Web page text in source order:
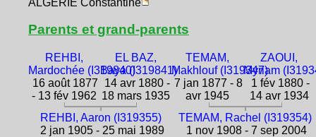
ALGÉRIE Constantine
Parents et grand-parents
REHBI,
Mardochée (I319840)
16 août 1877
- 13 fév 1962
EL BAZ,
Baya (I319841)
14 avr 1880 -
18 mars 1935
TEMAM,
Makhlouf (I319347)
7 jan 1877 - 8
avr 1945
ZAOUI,
Myriam
1 fév 1880 -
14 avr 1934
REHBI, Aaron (I319355)
2 jan 1905 - 25 mai 1989
TEMAM, Rachel (I319354)
1 nov 1908 - 7 sep 2004